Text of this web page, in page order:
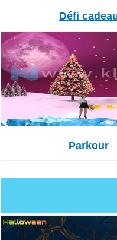
Défi
Parkour